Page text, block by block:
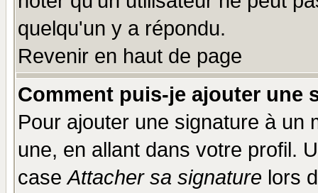
quelqu'un y a répondu.
Revenir en haut de page
Comment puis-je ajouter une
Pour ajouter une signature à un
une, en allant dans votre profil.
caseAttacher sa signature lors